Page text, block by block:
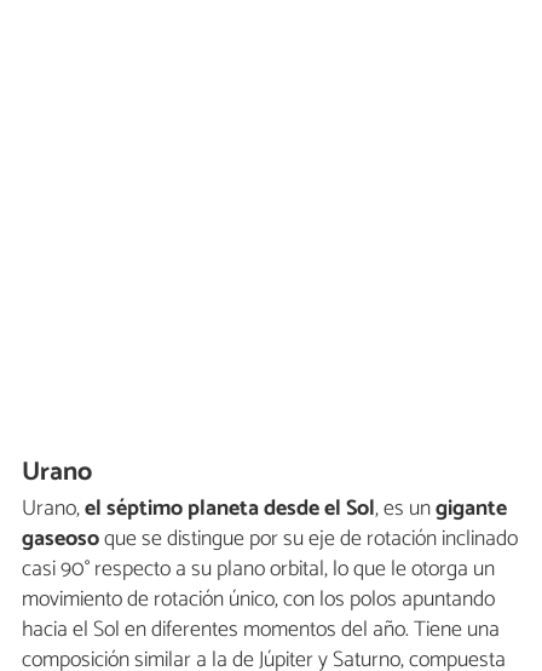
Urano
Urano,el séptimo planeta desde el Sol, es ungigante
gaseosoque se distingue por su eje de rotación inclinado
casi 90° respecto a su plano orbital, lo que le otorga un
movimiento de rotación único, con los polos apuntando
hacia el Sol en diferentes momentos del año. Tiene una
composición similar a la de Júpiter y Saturno, compuesta